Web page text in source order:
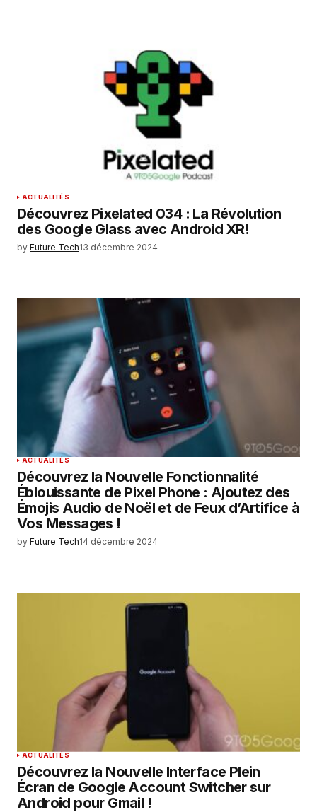
ACTUALITÉS
Découvrez Pixelated 034 : La Révolution
des Google Glass avec Android XR!
by Future Tech13 décembre 2024
ACTUALITÉS
Découvrez la Nouvelle Fonctionnalité
Éblouissante de Pixel Phone : Ajoutez des
Émojis Audio de Noël et de Feux d’Artifice à
Vos Messages !
by Future Tech14 décembre 2024
ACTUALITÉS
Découvrez la Nouvelle Interface Plein
Écran de Google Account Switcher sur
Android pour Gmail !